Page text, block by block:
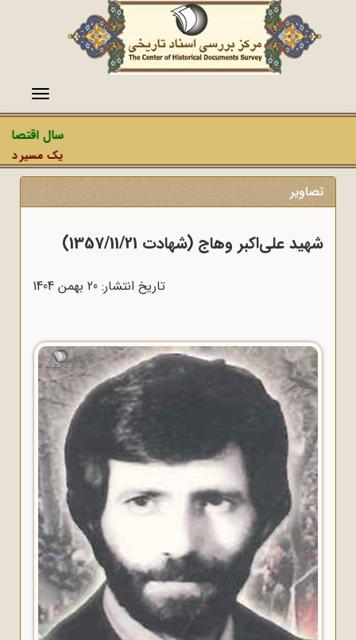
منو
سال
یک مسیر
تصاویر
شهید علی‌اکبر وهاج (شهادت 1357/11/21)
تاریخ انتشار: 20 بهمن 1404